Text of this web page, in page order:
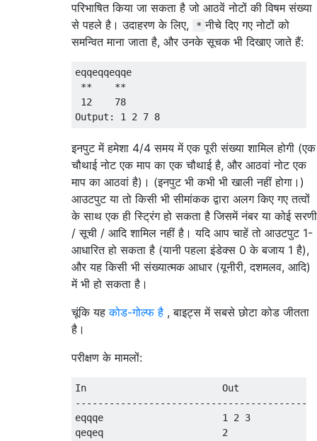
परिभाषित किया जा सकता है जो आठवें नोटों की विषम संख्या
से पहले है। उदाहरण के लिए,
* नीचे दिए गए नोटों को
समन्वित माना जाता है, और उनके सूचक भी दिखाए जाते हैं:
eqqeqqeqqe
**    **
12    78
इनपुट में हमेशा 4/4 समय में एक पूरी संख्या शामिल होगी (एक
चौथाई नोट एक माप का एक चौथाई है, और आठवां नोट एक
माप का आठवां है)। (इनपुट भी कभी भी खाली नहीं होगा।)
आउटपुट या तो किसी भी सीमांकक द्वारा अलग किए गए तत्वों
के साथ एक ही स्ट्रिंग हो सकता है जिसमें नंबर या कोई सरणी
/ सूची / आदि शामिल नहीं है। यदि आप चाहें तो आउटपुट 1-
आधारित हो सकता है (यानी पहला इंडेक्स 0 के बजाय 1 है),
और यह किसी भी संख्यात्मक आधार (यूनीरी, दशमलव, आदि)
में भी हो सकता है।
चूंकि यहकोड-गोल्फ है , बाइट्स में सबसे छोटा कोड जीतता
है।
परीक्षण के मामलों:
In                        Out
eqqqe                     1 2 3
qeqeq                     2